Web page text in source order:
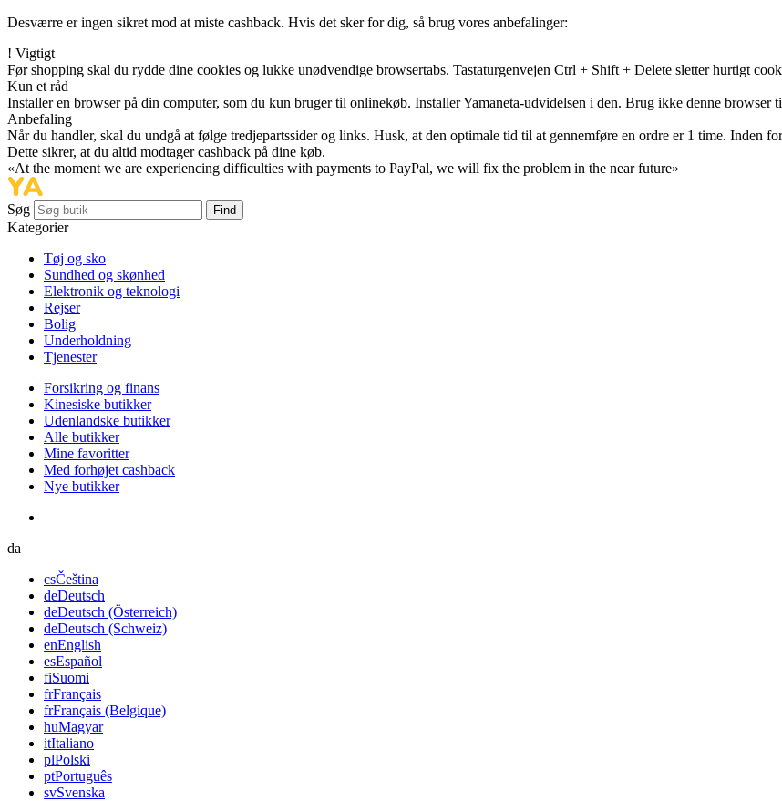
Desværre er ingen sikret mod at miste cashback. Hvis det sker for dig, så brug vores anbefalinger:
! Vigtigt
Før shopping skal du rydde dine cookies og lukke unødvendige browsertabs. Tastaturgenvejen Ctrl + Shift + Delete sletter hurtigt
Kun et råd
Installer en browser på din computer, som du kun bruger til onlinekøb. Installer Yamaneta-udvidelsen i den. Brug ikke denne browser
Anbefaling
Når du handler, skal du undgå at følge tredjepartssider og links. Husk, at den optimale tid til at gennemføre en ordre er 1 time. Inden
Dette sikrer, at du altid modtager cashback på dine køb.
«At the moment we are experiencing difficulties with payments to PayPal, we will fix the problem in the near future»
Søg Find
Kategorier
Tøj og sko
Sundhed og skønhed
Elektronik og teknologi
Rejser
Bolig
Underholdning
Tjenester
Forsikring og finans
Kinesiske butikker
Udenlandske butikker
Alle butikker
Mine favoritter
Med forhøjet cashback
Nye butikker
da
csČeština
deDeutsch
deDeutsch (Österreich)
deDeutsch (Schweiz)
enEnglish
esEspañol
fiSuomi
frFrançais
frFrançais (Belgique)
huMagyar
itItaliano
plPolski
ptPortuguês
svSvenska